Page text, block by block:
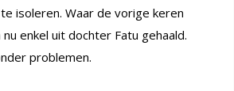
isoleren. Waar de vorige keren
enkel uit dochter Fatu gehaald.
problemen.